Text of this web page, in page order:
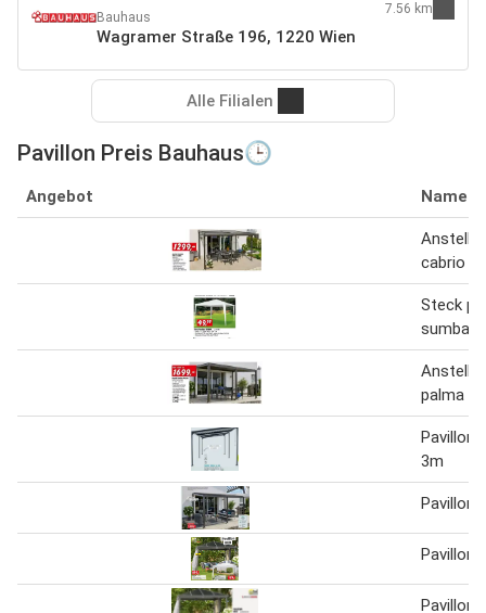
Bauhaus
Wagramer Straße 196, 1220 Wien
7.56 km
Alle Filialen
Pavillon Preis Bauhaus🕒
Angebot Name
Anstell
cabrio
Steck
sumba
Anstell
palma
Pavillon
3m
Pavillon
Pavillon
Pavillon